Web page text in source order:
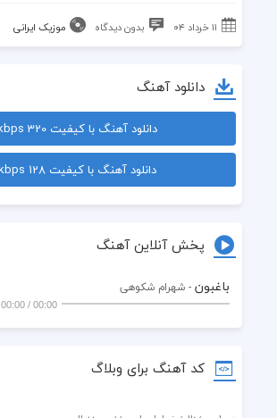
۱۱ خرداد ۰۴ بدون دیدگاه موزیک ایرانی
دانلود آهنگ
دانلود آهنگ با کیفیت 320 kbps
دانلود آهنگ با کیفیت 128 kbps
پخش آنلاین آهنگ
باغبون - شهرام شکوهی
00:00
/
00:00
کد آهنگ برای وبلاگ